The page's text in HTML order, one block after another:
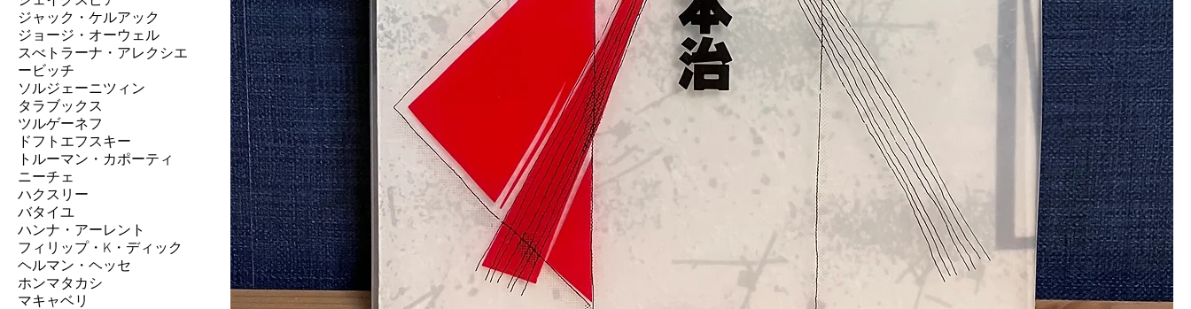
ジャック・ケルアック
ジョージ・オーウェル
スべトラーナ・アレクシエ
ービッチ
ソルジェーニツィン
タラブックス
ツルゲーネフ
ドフトエフスキー
トルーマン・カポーティ
ニーチェ
ハクスリー
バタイユ
ハンナ・アーレント
フィリップ・K・ディック
ヘルマン・ヘッセ
ホンマタカシ
マキャベリ